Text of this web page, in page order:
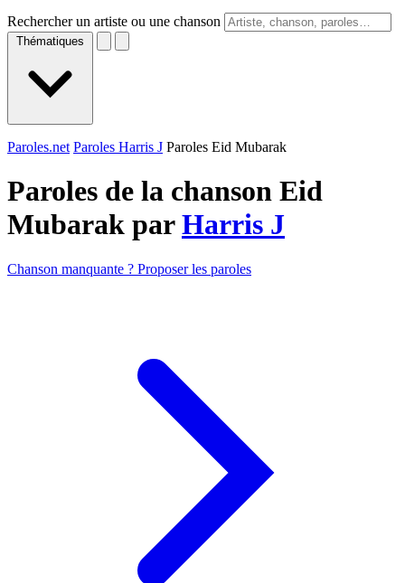
Rechercher un artiste ou une chanson
Thématiques
Paroles.net Paroles Harris J Paroles Eid Mubarak
Paroles de la chanson Eid
Mubarak parHarris J
Chanson manquante ? Proposer les paroles